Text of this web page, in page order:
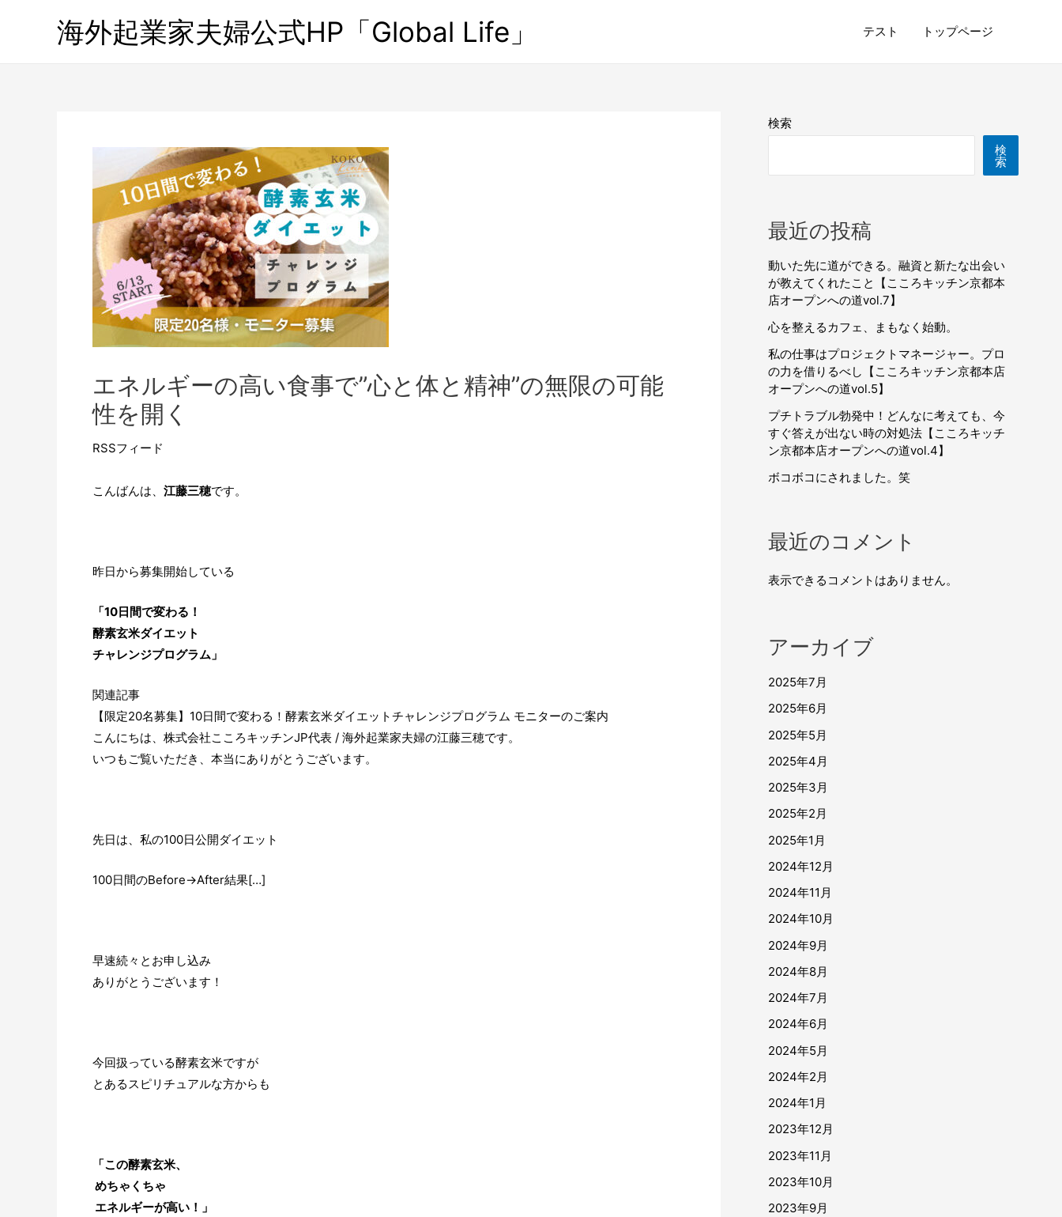
海外起業家夫婦公式HP「Global Life」 テスト トップページ
エネルギーの高い食事で”心と体と精神”の無限の可能
性を開く
RSSフィード
こんばんは、 江藤三穂です。
昨日から募集開始している
「10日間で変わる！
酵素玄米ダイエット
チャレンジプログラム」
関連記事
【限定20名募集】10日間で変わる！酵素玄米ダイエットチャレンジプログラム モニターのご案内
こんにちは、株式会社こころキッチンJP代表 / 海外起業家夫婦の江藤三穂です。
いつもご覧いただき、本当にありがとうございます。
先日は、私の100日公開ダイエット
100日間のBefore→After結果[…]
早速続々とお申し込み
ありがとうございます！
今回扱っている酵素玄米ですが
とあるスピリチュアルな方からも
「この酵素玄米、
めちゃくちゃ
エネルギーが高い！」
検索
検
索
最近の投稿
動いた先に道ができる。融資と新たな出会い
が教えてくれたこと【こころキッチン京都本
店オープンへの道vol.7】
心を整えるカフェ、まもなく始動。
私の仕事はプロジェクトマネージャー。プロ
の力を借りるべし【こころキッチン京都本店
オープンへの道vol.5】
プチトラブル勃発中！どんなに考えても、今
すぐ答えが出ない時の対処法【こころキッチ
ン京都本店オープンへの道vol.4】
ボコボコにされました。笑
最近のコメント
表示できるコメントはありません。
アーカイブ
2025年7月
2025年6月
2025年5月
2025年4月
2025年3月
2025年2月
2025年1月
2024年12月
2024年11月
2024年10月
2024年9月
2024年8月
2024年7月
2024年6月
2024年5月
2024年2月
2024年1月
2023年12月
2023年11月
2023年10月
2023年9月